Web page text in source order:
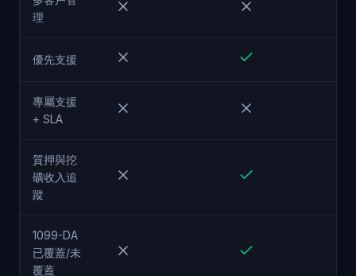
理
優先支援
專屬支援
+ SLA
質押與挖
礦收入追
蹤
1099-DA
已覆蓋/未
覆蓋